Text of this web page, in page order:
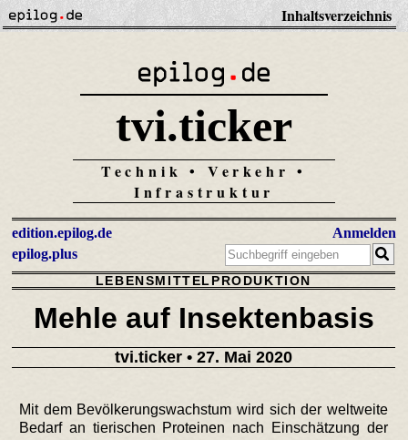
Inhaltsverzeichnis
tvi.ticker
Technik • Verkehr •
Infrastruktur
edition.epilog.de
epilog.plus
Anmelden
LEBENSMITTELPRODUKTION
Mehle auf Insektenbasis
tvi.ticker • 27. Mai 2020
Mit dem Bevölkerungswachstum wird sich der weltweite
Bedarf an tierischen Proteinen nach Einschätzung der